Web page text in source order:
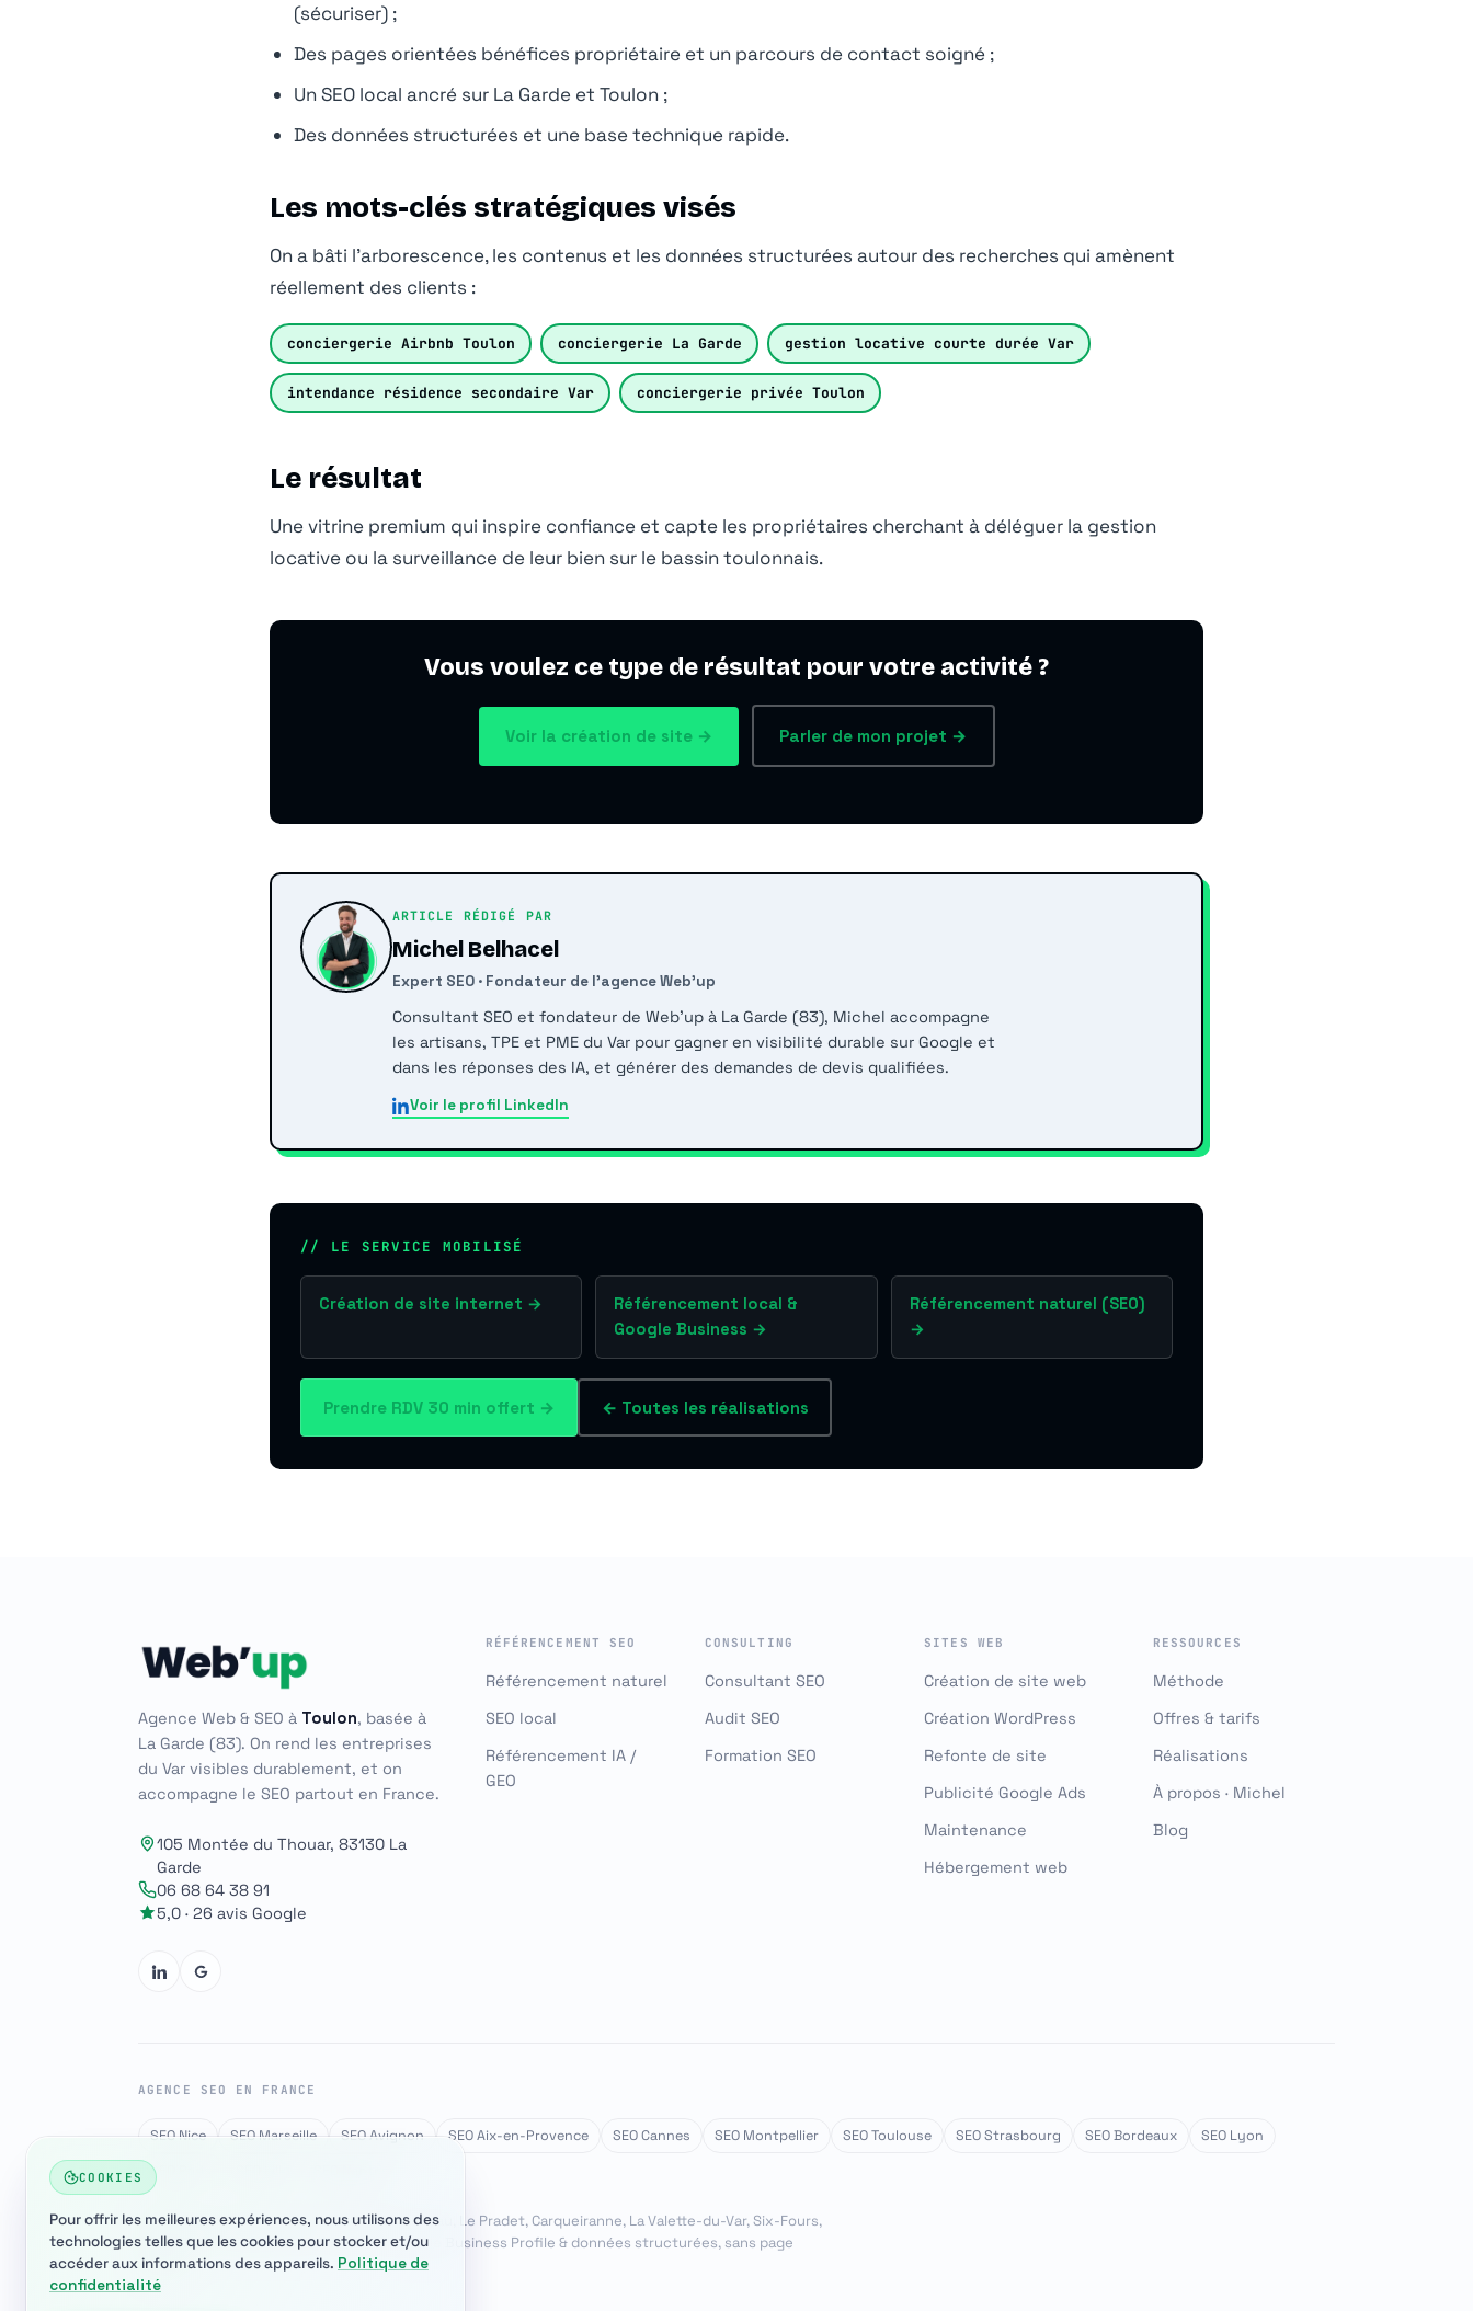
(sécuriser) ;
Des pages orientées bénéfices propriétaire et un parcours de contact soigné ;
Un SEO local ancré sur La Garde et Toulon ;
Des données structurées et une base technique rapide.
Les mots-clés stratégiques visés
On a bâti l’arborescence, les contenus et les données structurées autour des recherches qui amènent
réellement des clients :
conciergerie Airbnb Toulon conciergerie La Garde gestion locative courte durée Var
intendance résidence secondaire Var conciergerie privée Toulon
Le résultat
Une vitrine premium qui inspire confiance et capte les propriétaires cherchant à déléguer la gestion
locative ou la surveillance de leur bien sur le bassin toulonnais.
Vous voulez ce type de résultat pour votre activité ?
Voir la création de site → Parler de mon projet →
ARTICLE RÉDIGÉ PAR
Michel Belhacel
Expert SEO · Fondateur de l'agence Web'up
Consultant SEO et fondateur de Web'up à La Garde (83), Michel accompagne
les artisans, TPE et PME du Var pour gagner en visibilité durable sur Google et
dans les réponses des IA, et générer des demandes de devis qualifiées.
Voir le profil LinkedIn
// LE SERVICE MOBILISÉ
Création de site internet →
Référencement local &
Google Business →
Référencement naturel (SEO)
→
Prendre RDV 30 min offert → ← Toutes les réalisations
Agence Web & SEO à Toulon, basée à
La Garde (83). On rend les entreprises
du Var visibles durablement, et on
accompagne le SEO partout en France.
105 Montée du Thouar, 83130 La
Garde
06 68 64 38 91
5,0 · 26 avis Google
RÉFÉRENCEMENT SEO
Référencement naturel
SEO local
Référencement IA /
GEO
CONSULTING
Consultant SEO
Audit SEO
Formation SEO
SITES WEB
Création de site web
Création WordPress
Refonte de site
Publicité Google Ads
Maintenance
Hébergement web
RESSOURCES
Méthode
Offres & tarifs
Réalisations
À propos · Michel
Blog
AGENCE SEO EN FRANCE
SEO Nice SEO Marseille SEO Avignon SEO Aix-en-Provence SEO Cannes SEO Montpellier SEO Toulouse SEO Strasbourg SEO Bordeaux
SEO Lyon
SEO Paris
Secteur Var : Toulon, Hyères, La Garde, La Crau, Le Pradet, Carqueiranne, La Valette-du-Var, Six-Fours,
La Seyne-sur-Mer, Cuers, couvert via Google Business Profile & données structurées, sans page
dédiée.
COOKIES
Pour offrir les meilleures expériences, nous utilisons des
technologies telles que les cookies pour stocker et/ou
accéder aux informations des appareils. Politique de
confidentialité